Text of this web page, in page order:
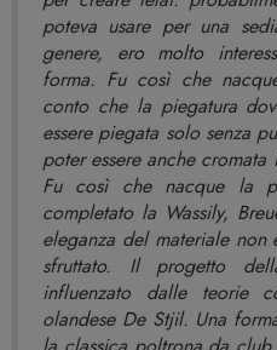
poteva usare per una
genere, ero molto
forma. Fu così che
conto che la piegatura
essere piegata solo senza
poter essere anche
Fu così che nacque la
completato la Wassily,
eleganza del materiale non
sfruttato. Il progetto
influenzato dalle teorie
olandese De Stjil. Una